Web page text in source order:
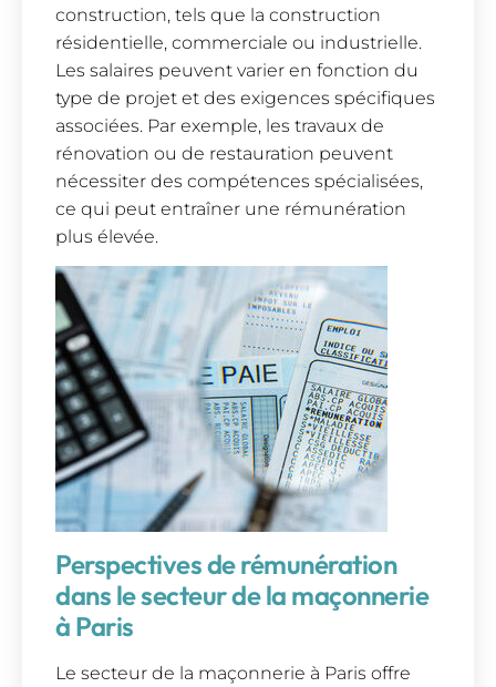
construction, tels que la construction
résidentielle, commerciale ou industrielle.
Les salaires peuvent varier en fonction du
type de projet et des exigences spécifiques
associées. Par exemple, les travaux de
rénovation ou de restauration peuvent
nécessiter des compétences spécialisées,
ce qui peut entraîner une rémunération
plus élevée.
Perspectives de rémunération
dans le secteur de la maçonnerie
à Paris
Le secteur de la maçonnerie à Paris offre